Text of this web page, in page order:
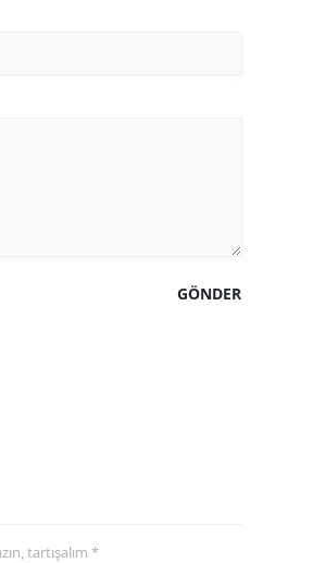
Tunceli
Şanlıurfa
GÖNDER
tartışalım *